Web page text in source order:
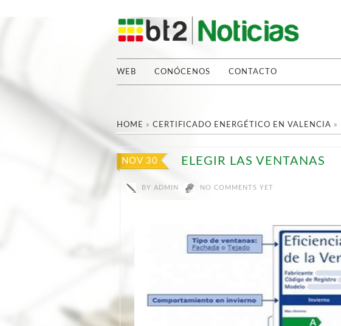
WEB CONÓCENOS CONTACTO
HOME » CERTIFICADO ENERGÉTICO EN VALENCIA »
NOV 30 ELEGIR LAS VENTANAS
BY ADMIN NO COMMENTS YET